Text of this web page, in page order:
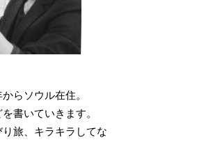
らソウル在住。
書いていきます。
旅、キラキラしてな